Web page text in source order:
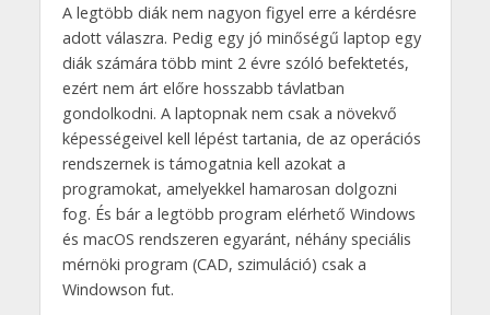
A legtöbb diák nem nagyon figyel erre a kérdésre
adott válaszra. Pedig egy jó minőségű laptop egy
diák számára több mint 2 évre szóló befektetés,
ezért nem árt előre hosszabb távlatban
gondolkodni. A laptopnak nem csak a növekvő
képességeivel kell lépést tartania, de az operációs
rendszernek is támogatnia kell azokat a
programokat, amelyekkel hamarosan dolgozni
fog. És bár a legtöbb program elérhető Windows
és macOS rendszeren egyaránt, néhány speciális
mérnöki program (CAD, szimuláció) csak a
Windowson fut.